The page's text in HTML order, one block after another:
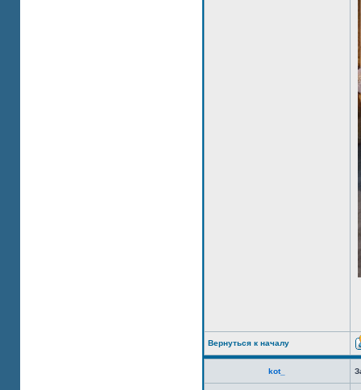
Вернуться к началу
kot_